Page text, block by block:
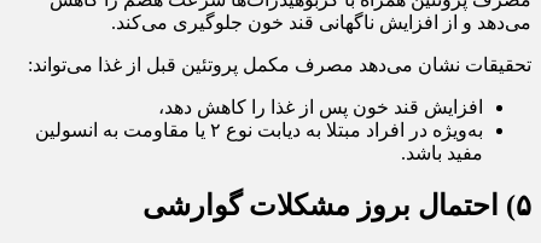
می‌دهد و از افزایش ناگهانی قند خون جلوگیری می‌کند.
تحقیقات نشان می‌دهد مصرف مکمل پروتئین قبل از غذا می‌تواند:
افزایش قند خون پس از غذا را کاهش دهد،
به‌ویژه در افراد مبتلا به دیابت نوع ۲ یا مقاومت به انسولین
مفید باشد.
۵) احتمال بروز مشکلات گوارشی